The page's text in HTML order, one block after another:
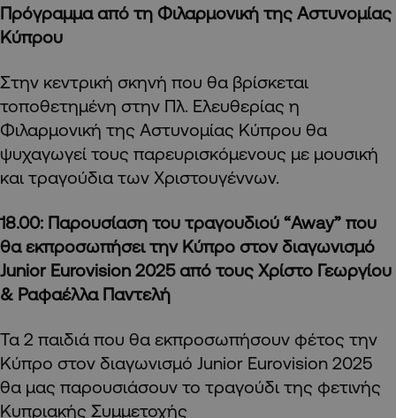
Πρόγραμμα από τη Φιλαρμονική της Αστυνομίας
Κύπρου
Στην κεντρική σκηνή που θα βρίσκεται
τοποθετημένη στην Πλ. Ελευθερίας η
Φιλαρμονική της Αστυνομίας Κύπρου θα
ψυχαγωγεί τους παρευρισκόμενους με μουσική
και τραγούδια των Χριστουγέννων.
18.00: Παρουσίαση του τραγουδιού “Away” που
θα εκπροσωπήσει την Κύπρο στον διαγωνισμό
Junior Eurovision 2025 από τους Χρίστο Γεωργίου
& Ραφαέλλα Παντελή
Τα 2 παιδιά που θα εκπροσωπήσουν φέτος την
Κύπρο στον διαγωνισμό Junior Eurovision 2025
θα μας παρουσιάσουν το τραγούδι της φετινής
Κυπριακής Συμμετοχής